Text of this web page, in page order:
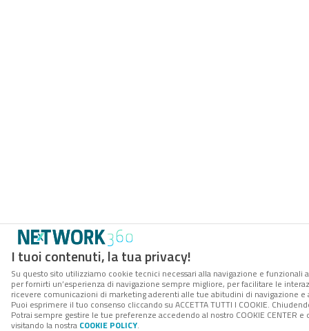
I tuoi contenuti, la tua privacy!
Su questo sito utilizziamo cookie tecnici necessari alla navigazione e funzionali
per fornirti un’esperienza di navigazione sempre migliore, per facilitare le
ricevere comunicazioni di marketing aderenti alle tue abitudini di navigazione e
Puoi esprimere il tuo consenso cliccando su ACCETTA TUTTI I COOKIE.
Potrai sempre gestire le tue preferenze accedendo al nostro COOKIE
visitando la nostra COOKIE POLICY.